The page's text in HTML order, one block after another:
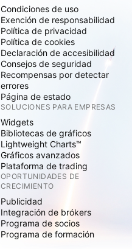
Condiciones de uso
Exención de responsabilidad
Política de privacidad
Política de cookies
Declaración de accesibilidad
Consejos de seguridad
Recompensas por detectar
errores
Página de estado
SOLUCIONES PARA EMPRESAS
Widgets
Bibliotecas de gráficos
Lightweight Charts™
Gráficos avanzados
Plataforma de trading
OPORTUNIDADES DE
CRECIMIENTO
Publicidad
Integración de brókers
Programa de socios
Programa de formación